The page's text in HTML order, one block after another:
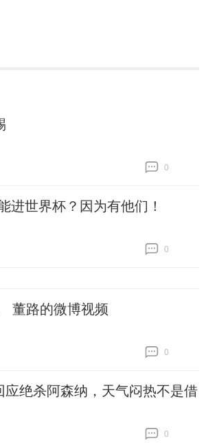
0
进世界杯？因为有他们！
0
董路的微博视频
0
应绝杀阿森纳，天气闷热不是借
0